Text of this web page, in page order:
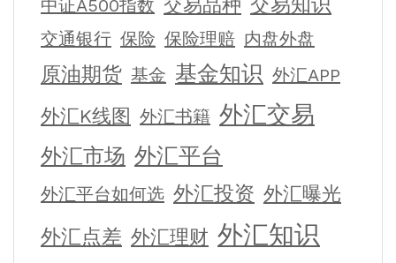
中证A500指数 交易品种 交易知识
交通银行 保险 保险理赔 内盘外盘
原油期货 基金 基金知识 外汇APP
外汇K线图 外汇书籍 外汇交易
外汇市场 外汇平台
外汇平台如何选 外汇投资 外汇曝光
外汇点差 外汇理财 外汇知识